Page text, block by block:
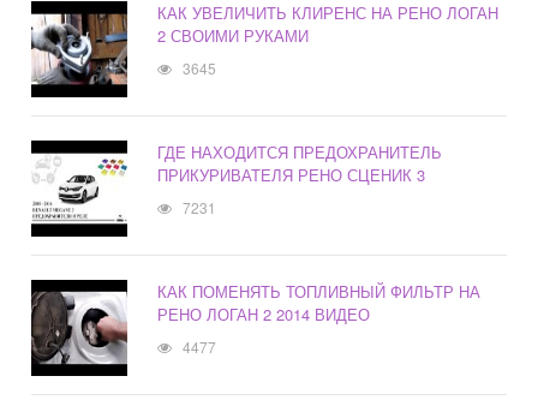
КАК УВЕЛИЧИТЬ КЛИРЕНС НА РЕНО ЛОГАН
2 СВОИМИ РУКАМИ
3645
ГДЕ НАХОДИТСЯ ПРЕДОХРАНИТЕЛЬ
ПРИКУРИВАТЕЛЯ РЕНО СЦЕНИК 3
7231
КАК ПОМЕНЯТЬ ТОПЛИВНЫЙ ФИЛЬТР НА
РЕНО ЛОГАН 2 2014 ВИДЕО
4477